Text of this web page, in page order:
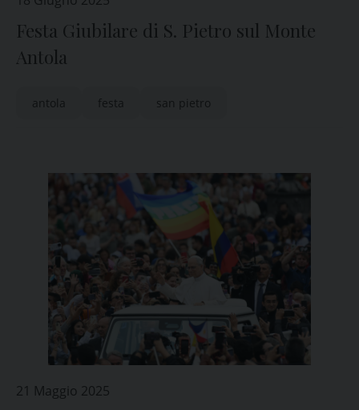
Festa Giubilare di S. Pietro sul Monte
Antola
antola festa san pietro
21 Maggio 2025